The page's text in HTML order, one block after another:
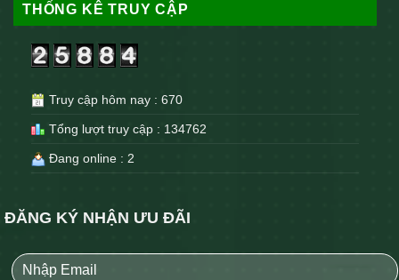
THỐNG KÊ TRUY CẬP
Truy cập hôm nay : 670
Tổng lượt truy cập : 134762
Đang online : 2
ĐĂNG KÝ NHẬN ƯU ĐÃI